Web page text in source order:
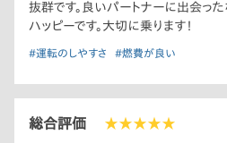
抜群です。良いパートナーに出会った
ハッピーです。大切に乗ります！
#運転のしやすさ #燃費が良い
総合評価 ★★★★★